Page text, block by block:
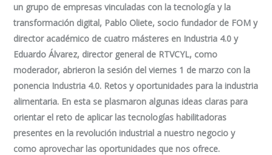
un grupo de empresas vinculadas con la tecnología y la
transformación digital, Pablo Oliete, socio fundador de FOM y
director académico de cuatro másteres en Industria 4.0 y
Eduardo Álvarez, director general de RTVCYL, como
moderador, abrieron la sesión del viernes 1 de marzo con la
ponencia Industria 4.0. Retos y oportunidades para la industria
alimentaria. En esta se plasmaron algunas ideas claras para
orientar el reto de aplicar las tecnologías habilitadoras
presentes en la revolución industrial a nuestro negocio y
como aprovechar las oportunidades que nos ofrece.